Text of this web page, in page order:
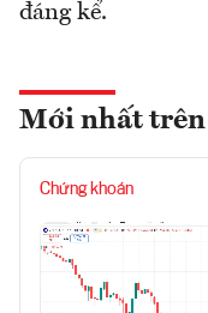
đáng kể.
Mới nhất trên
Chứng khoán